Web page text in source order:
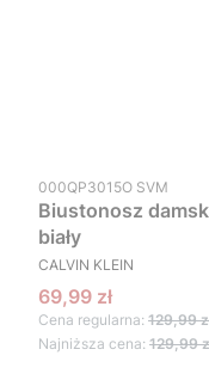
Kod produktu
000QP3015O SVM
Biustonosz
biały
PRODUCENT
CALVIN KLEIN
Cena promocyjna
69,99 zł
Cena regularna: 129,99
Najniższa cena: 129,99